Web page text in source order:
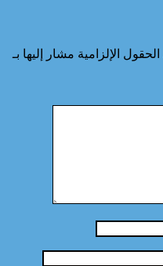
الحقول الإلزامية مشار إليها بـ